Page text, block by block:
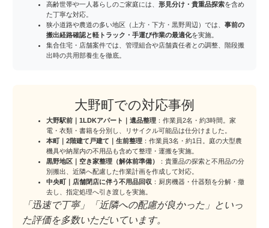
高齢世帯や一人暮らしのご家庭には、 形見分け・貴重品探索を含め
た丁寧な対応。
狭小道路や農道の多い地区（上方・下方・黒野周辺）では、 事前の
搬出経路確認と軽トラック・手運び作業の最適化を実施。
集合住宅・店舗案件では、管理組合や店舗責任者との調整、階段搬
出時の共用部養生を徹底。
大野町での対応事例
大野駅前｜1LDKアパート｜遺品整理 ：作業員2名・約3時間。家
電・衣類・書籍を分別し、リサイクル可能品は仕分けました。
本町｜2階建て戸建て｜生前整理 ：作業員3名・約1日。庭の大型農
機具や納屋内の不用品も含めて整理・運搬を実施。
黒野地区｜空き家整理（解体前準備）
：貴重品の探索と不用品の分
別搬出、近隣へ配慮した作業計画を作成して対応。
中央町｜店舗閉店に伴う不用品回収 ：厨房機器・什器類を分解・撤
去し、指定処理へ引き渡しを実施。
「迅速で丁寧」「近隣への配慮が良かった」といっ
た評価を多数いただいています。